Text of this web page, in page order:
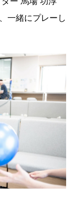
一緒にプレーし